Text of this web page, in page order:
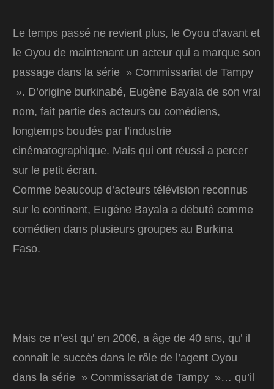
Le temps passé ne revient plus, le Oyou d’avant et
le Oyou de maintenant un acteur qui a marque son
passage dans la série » Commissariat de Tampy
». D’origine burkinabé, Eugène Bayala de son vrai
nom, fait partie des acteurs ou comédiens,
longtemps boudés par l’industrie
cinématographique. Mais qui ont réussi a percer
sur le petit écran.
Comme beaucoup d’acteurs télévision reconnus
sur le continent, Eugène Bayala a débuté comme
comédien dans plusieurs groupes au Burkina
Faso.
Mais ce n’est qu’ en 2006, a âge de 40 ans, qu’ il
connait le succès dans le rôle de l’agent Oyou
dans la série » Commissariat de Tampy »… qu’il